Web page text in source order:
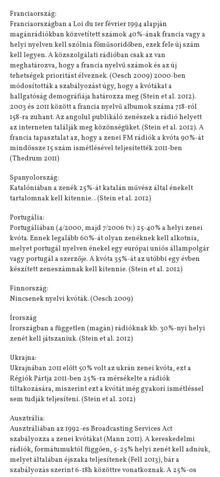
Franciaország:
Franciaországban a Loi du 1er février 1994 alapján
magánrádiókban közvetített számok 40%-ának francia vagy a
helyi nyelven kell szólnia főműsoridőben, ezek fele új szám
kell legyen. A közszolgálati rádióban csak az van
meghatározva, hogy a francia nyelvű számok és az új
tehetségek prioritást élveznek. (Oesch 2009) 2000-ben
módosították a szabályozást úgy, hogy a kvótákat a
hallgatóság demográfiája határozza meg (Stein et al. 2012).
2003 és 2011 között a francia nyelvű albumok száma 718-ról
158-ra zuhant. Az angolul publikáló zenészek a rádió helyett
az interneten találják meg közönségüket. (Stein et al. 2012). A
francia tapasztalat az, hogy a zenei FM rádiók a kvóta 90%-át
mindössze 15 szám ismétlésével teljesítették 2011-ben
(Thedrum 2011)
Spanyolország:
Katalóniában a zenék 25%-át katalán művész által énekelt
tartalomnak kell kitennie. . (Stein et al. 2012)
Portugália:
Portugáliában (4/2000, majd 7/2006 tv.) 25-40% a helyi zenei
kvóta. Ennek legalább 60%-át olyan zenéknek kell alkotnia,
melyet portugál nyelven énekel egy európai uniós állampolgár
vagy portugál a szerzője. A kvóta 35%-át az utóbbi egy évben
készített zeneszámnak kell kitennie. (Stein et al. 2012)
Finnország:
Nincsenek nyelvi kvóták. (Oesch 2009)
Írország
Írországban a független (magán) rádióknak kb. 30%-nyi helyi
zenét kell játszaniuk. (Stein et al. 2012)
Ukrajna:
Ukrajnában 2011 előtt 50% volt az ukrán zenei kvóta, ezt a
Régiók Pártja 2011-ben 25%-ra mérsékelte a rádiók
tiltakozására, miszerint ezt a kvótát még gyakori ismétléssel
sem tudják teljesíteni. (Stein et al. 2012)
Ausztrália:
Ausztráliában az 1992-es Broadcasting Services Act
szabályozza a zenei kvótákat (Mann 2011). A kereskedelmi
rádiók, formátumuktól függően, 5-25% helyi zenét kell adniuk,
melyet általában éjszaka teljesítenek (Fell 2013), bár a
szabályozás szerint 6-18h közöttre vonatkoznak. A 25%-os